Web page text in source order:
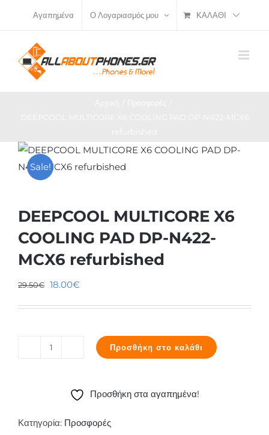
περιεχόμενο
Αγαπημένα Ο Λογαριασμός μου ΚΑΛΆΘΙ
Sale!
DEEPCOOL MULTICORE X6
COOLING PAD DP-N422-
MCX6 refurbished
29.50€ Original
18.00€Η
18.00€.
DEEPCOOL
PAD
Προσθήκη στο καλάθι
Προσθήκη στα αγαπημένα!
Κατηγορία: Προσφορές